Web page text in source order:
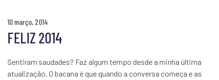
10 março, 2014
FELIZ 2014
Sentiram saudades? Faz algum tempo desde a minha última
atualização. O bacana é que quando a conversa começa e as